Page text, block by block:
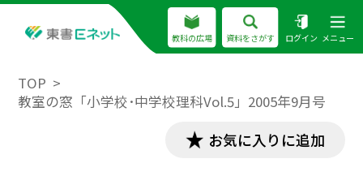
教科の広場 資料をさがす ログイン メニュー
TOP
教室の窓「小学校･中学校理科Vol.5」2005年9月号
お気に入りに追加